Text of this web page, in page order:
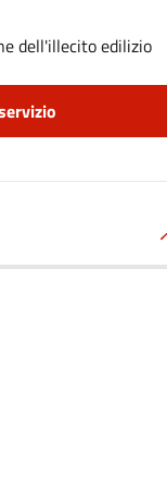
dell'illecito edilizio